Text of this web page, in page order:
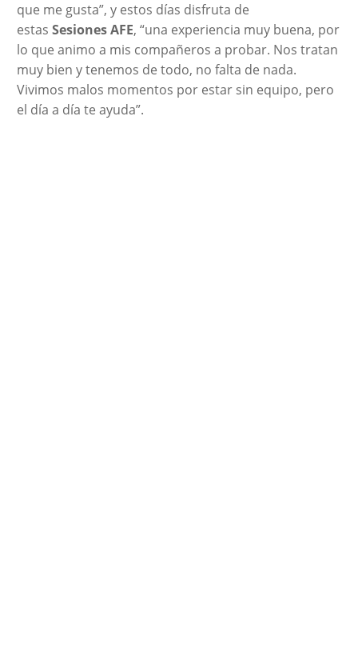
que me gusta”, y estos días disfruta de
estas Sesiones AFE, “una experiencia muy buena, por
lo que animo a mis compañeros a probar. Nos tratan
muy bien y tenemos de todo, no falta de nada.
Vivimos malos momentos por estar sin equipo, pero
el día a día te ayuda”.